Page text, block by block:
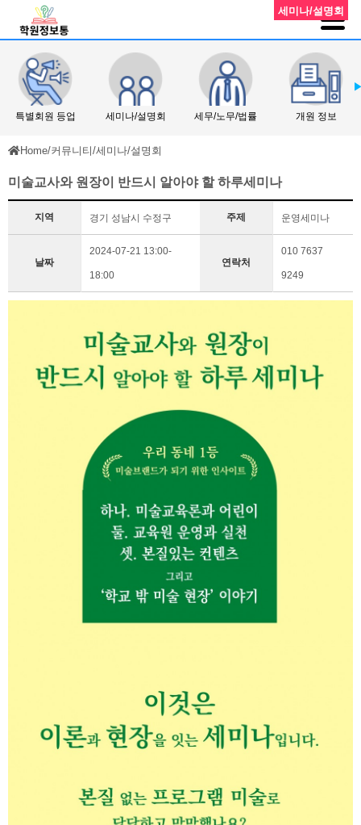
특별회원 등업 세미나/설명회 세무/노무/법률 개원 정보
Home/커뮤니티/세미나/설명회
세미나/설명회
미술교사와 원장이 반드시 알아야 할 하루세미나
지역 경기 성남시 수정구 주제 운영세미나
날짜
2024-07-21 13:00-
18:00
연락처
010 7637
9249